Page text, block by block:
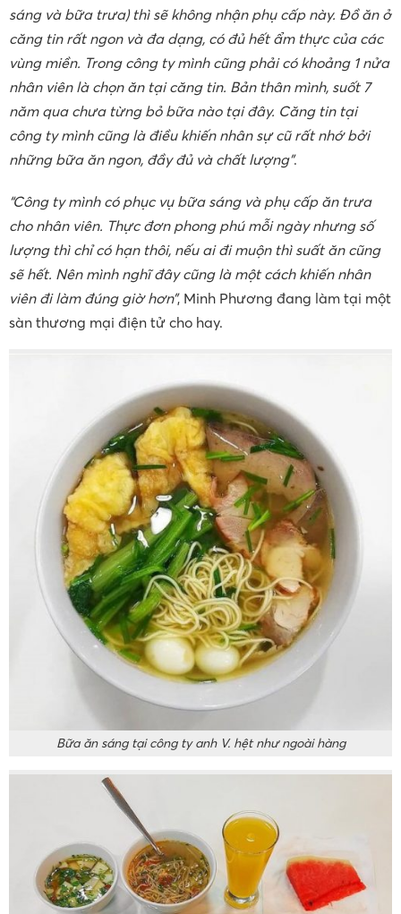
sáng và bữa trưa) thì sẽ không nhận phụ cấp này. Đồ ăn ở
căng tin rất ngon và đa dạng, có đủ hết ẩm thực của các
vùng miền. Trong công ty mình cũng phải có khoảng 1 nửa
nhân viên là chọn ăn tại căng tin. Bản thân mình, suốt 7
năm qua chưa từng bỏ bữa nào tại đây. Căng tin tại
công ty mình cũng là điều khiến nhân sự cũ rất nhớ bởi
những bữa ăn ngon, đầy đủ và chất lượng”.
“Công ty mình có phục vụ bữa sáng và phụ cấp ăn trưa
cho nhân viên. Thực đơn phong phú mỗi ngày nhưng số
lượng thì chỉ có hạn thôi, nếu ai đi muộn thì suất ăn cũng
sẽ hết. Nên mình nghĩ đây cũng là một cách khiến nhân
viên đi làm đúng giờ hơn”, Minh Phương đang làm tại một
sàn thương mại điện tử cho hay.
Bữa ăn sáng tại công ty anh V. hệt như ngoài hàng